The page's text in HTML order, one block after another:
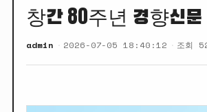
창간 80주년 경향신문
admin 2026-07-05 18:40:12 조회